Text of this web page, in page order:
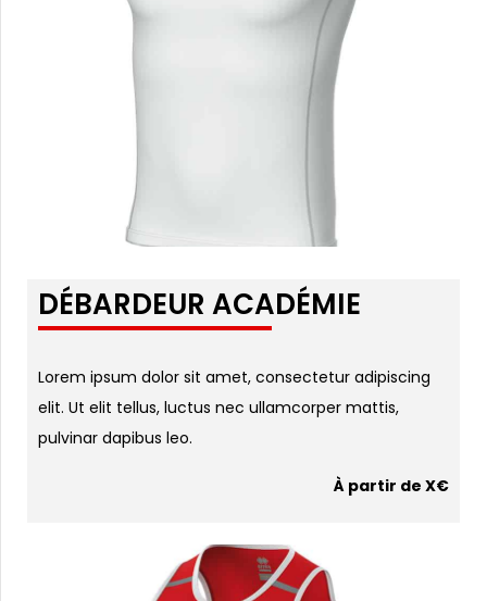
DÉBARDEUR ACADÉMIE
Lorem ipsum dolor sit amet, consectetur adipiscing
elit. Ut elit tellus, luctus nec ullamcorper mattis,
pulvinar dapibus leo.
À partir de X€